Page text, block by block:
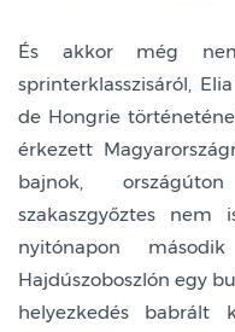
És akkor még
sprinterklasszisáról,
de Hongrie
érkezett
bajnok,
szakaszgyőztes nem
nyitónapon
Hajdúszoboszlón egy
helyezkedés babrált